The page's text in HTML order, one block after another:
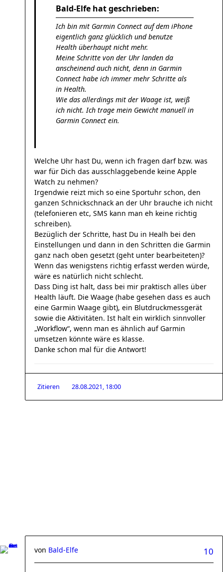
Bald-Elfe hat geschrieben:
Ich bin mit Garmin Connect auf dem iPhone
eigentlich ganz glücklich und benutze
Health überhaupt nicht mehr.
Meine Schritte von der Uhr landen da
anscheinend auch nicht, denn in Garmin
Connect habe ich immer mehr Schritte als
in Health.
Wie das allerdings mit der Waage ist, weiß
ich nicht. Ich trage mein Gewicht manuell in
Garmin Connect ein.
Welche Uhr hast Du, wenn ich fragen darf bzw. was
war für Dich das ausschlaggebende keine Apple
Watch zu nehmen?
Irgendwie reizt mich so eine Sportuhr schon, den
ganzen Schnickschnack an der Uhr brauche ich nicht
(telefonieren etc, SMS kann man eh keine richtig
schreiben).
Bezüglich der Schritte, hast Du in Healh bei den
Einstellungen und dann in den Schritten die Garmin
ganz nach oben gesetzt (geht unter bearbeiteten)?
Wenn das wenigstens richtig erfasst werden würde,
wäre es natürlich nicht schlecht.
Dass Ding ist halt, dass bei mir praktisch alles über
Health läuft. Die Waage (habe gesehen dass es auch
eine Garmin Waage gibt), ein Blutdruckmessgerät
sowie die Aktivitäten. Ist halt ein wirklich sinnvoller
„Workflow“, wenn man es ähnlich auf Garmin
umsetzen könnte wäre es klasse.
Danke schon mal für die Antwort!
Zitieren 28.08.2021, 18:00
10
von Bald-Elfe